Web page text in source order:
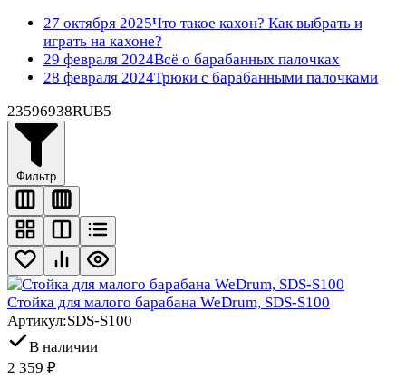
27 октября 2025Что такое кахон? Как выбрать и
играть на кахоне?
29 февраля 2024Всё о барабанных палочках
28 февраля 2024Трюки с барабанными палочками
23596938RUB5
Фильтр
Стойка для малого барабана WeDrum, SDS-S100
Артикул:SDS-S100
В наличии
2 359 ₽